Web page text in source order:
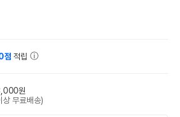
점 적립
원
상 무료배송)